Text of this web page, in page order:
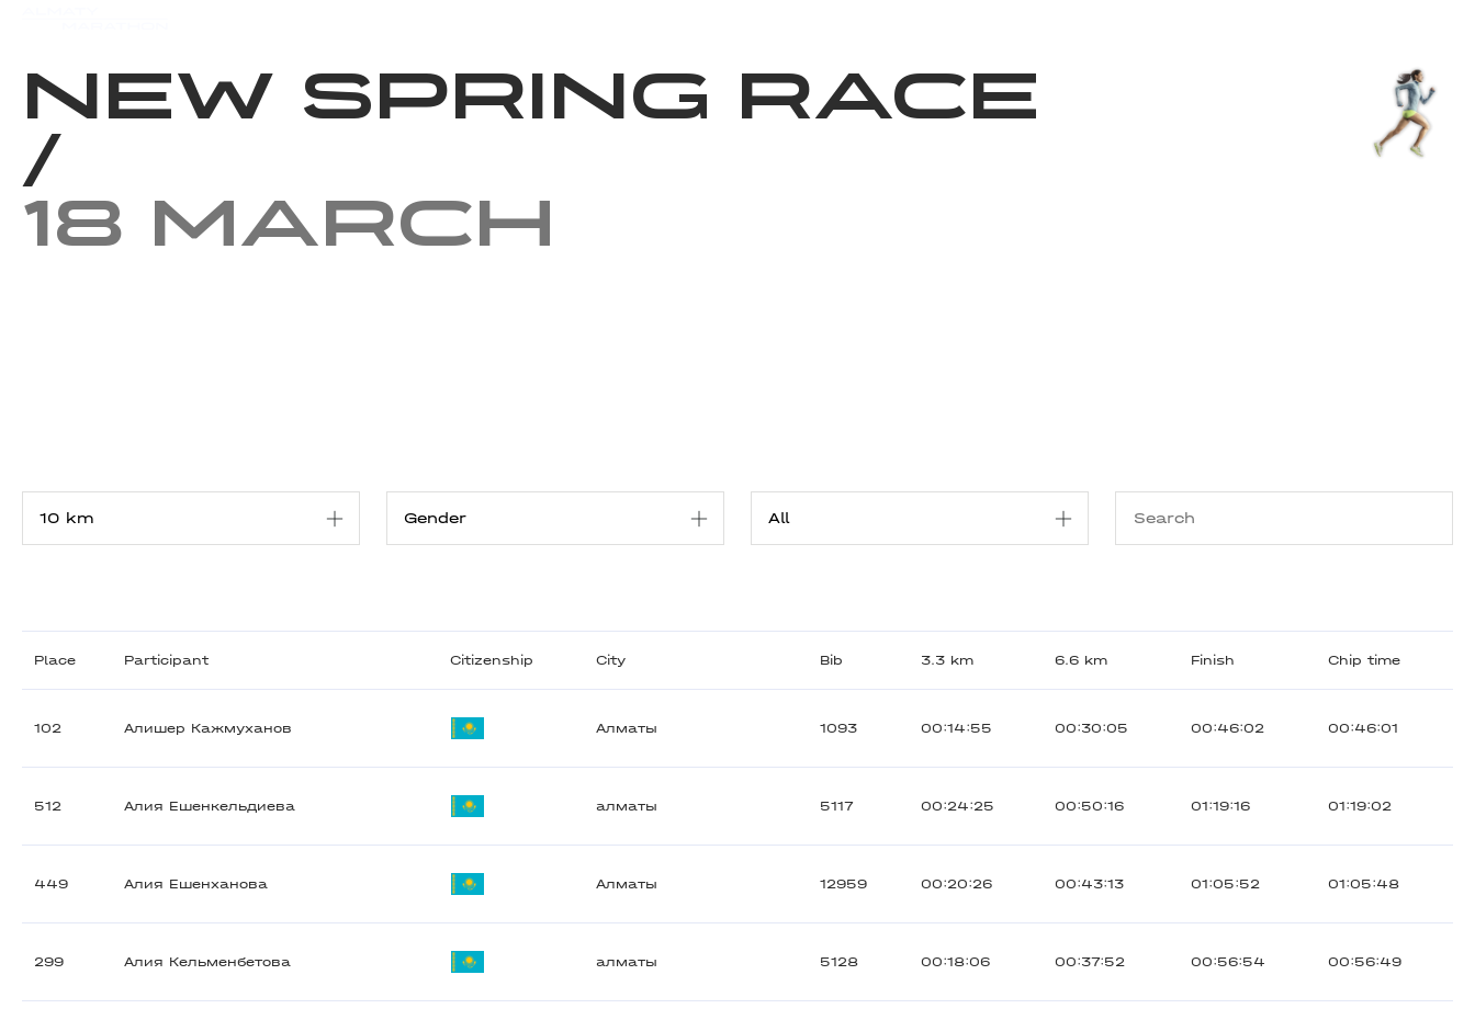
New Spring Race
/
18 March
Place Participant Citizenship City Bib 3.3 km 6.6 km Finish Chip time
102 Алишер Кажмуханов Алматы 1093 00:14:55 00:30:05 00:46:02 00:46:01
512 Алия Ешенкельдиева алматы 5117 00:24:25 00:50:16 01:19:16 01:19:02
449 Алия Ешенханова Алматы 12959 00:20:26 00:43:13 01:05:52 01:05:48
299 Алия Кельменбетова алматы 5128 00:18:06 00:37:52 00:56:54 00:56:49